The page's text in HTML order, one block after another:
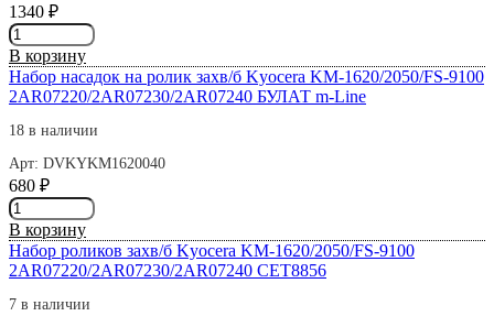
ОЕМ
Булат
1340 ₽
Количество
товара
Набор
крючков
крышки
автоподатчика(передний,
для
Kyocera
TASKalfa-
2550ci
303HL07160
В корзину
Набор насадок на ролик захв/б Kyocera KM-1620/2050/FS-9100
2AR07220/2AR07230/2AR07240 БУЛАТ m-Line
18 в наличии
Арт: DVKYKM1620040
680 ₽
Количество
товара
Набор
насадок
на
ролик
В корзину
Набор роликов захв/б Kyocera KM-1620/2050/FS-9100
2AR07220/2AR07230/2AR07240 СЕТ8856
7 в наличии